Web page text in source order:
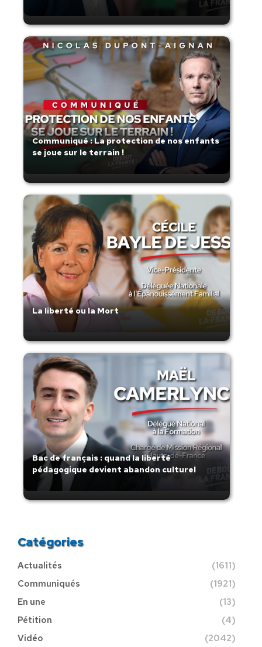
Communiqué : La protection de nos enfants
se joue sur le terrain !
La liberté ou la Mort
Bac de français : quand la liberté
pédagogique devient abandon culturel
Catégories
Actualités
(1611)
Communiqués
(1921)
En une
(13)
Pétition
(4)
Vidéo
(2042)